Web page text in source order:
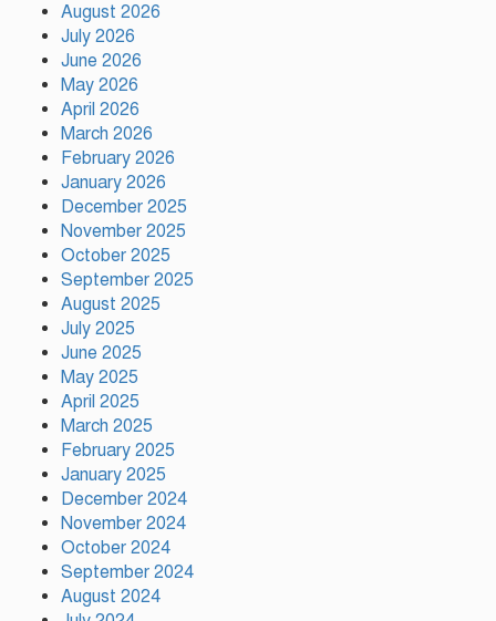
সম্প্রীতির উজ্জ্বল দৃষ্টান্ত আউচপাড়ায়!
অস্ট্রেলিয়ার বিপক্ষে টেস্ট সিরিজ ৫৪
August 2026
July 2026
June 2026
May 2026
April 2026
March 2026
February 2026
January 2026
December 2025
November 2025
October 2025
September 2025
August 2025
July 2025
June 2025
May 2025
April 2025
March 2025
February 2025
January 2025
December 2024
November 2024
October 2024
September 2024
August 2024